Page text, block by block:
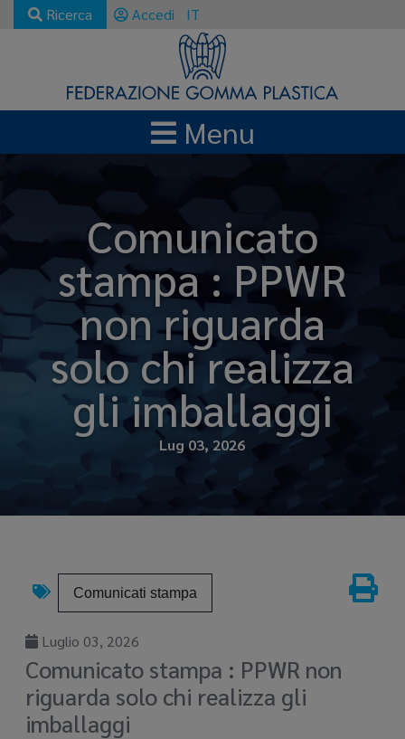
Ricerca Accedi IT
Menu
Comunicato
stampa : PPWR
non riguarda
solo chi realizza
gli imballaggi
Lug 03, 2026
Comunicati stampa
Luglio 03, 2026
Comunicato stampa : PPWR non
riguarda solo chi realizza gli
imballaggi